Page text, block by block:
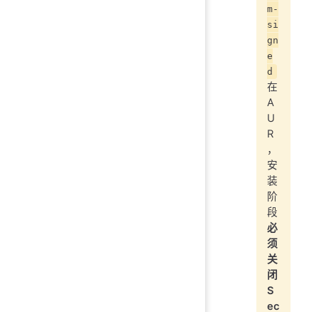
m-
si
gn
e
d
在
A
U
R
，
安
装
阶
段
必
须
关
闭
S
ec